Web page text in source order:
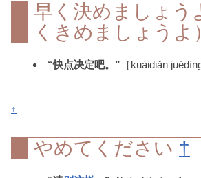
早く決めましょう
くきめましょうよ
“快点决定吧。” ［kuàidiǎn
↑
やめてください †